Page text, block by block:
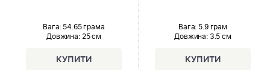
Вага: 54.65 грама
Довжина:25 см
Вага: 5.9 грам
Довжина:3.5 см